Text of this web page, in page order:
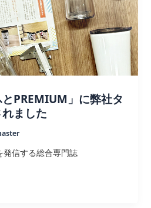
PREMIUM」に弊社タ
ました
発信する総合専門誌